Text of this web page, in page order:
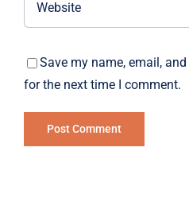
Save my name, email,
for the next time I comment.